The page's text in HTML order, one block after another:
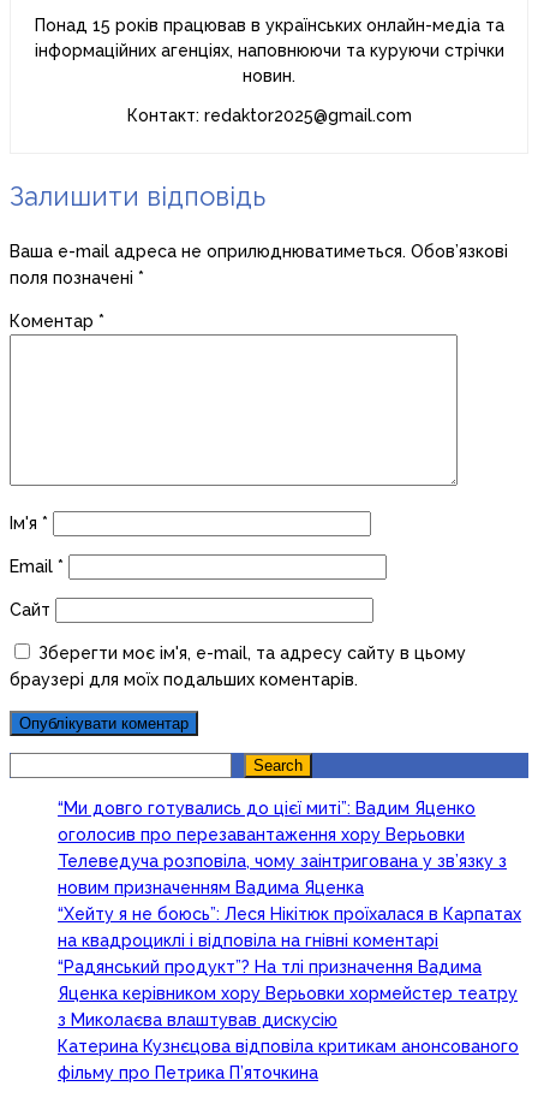
Понад 15 років працював в українських онлайн-медіа та
інформаційних агенціях, наповнюючи та куруючи стрічки
новин.
Контакт: redaktor2025@gmail.com
Залишити відповідь
Ваша e-mail адреса не оприлюднюватиметься. Обов’язкові
поля позначені *
Коментар *
Ім'я *
Email *
Сайт
Зберегти моє ім'я, e-mail, та адресу сайту в цьому
браузері для моїх подальших коментарів.
Search
“Ми довго готувались до цієї миті”: Вадим Яценко
оголосив про перезавантаження хору Верьовки
Телеведуча розповіла, чому заінтригована у зв’язку з
новим призначенням Вадима Яценка
“Хейту я не боюсь”: Леся Нікітюк проїхалася в Карпатах
на квадроциклі і відповіла на гнівні коментарі
“Радянський продукт”? На тлі призначення Вадима
Яценка керівником хору Верьовки хормейстер театру
з Миколаєва влаштував дискусію
Катерина Кузнєцова відповіла критикам анонсованого
фільму про Петрика П’яточкина